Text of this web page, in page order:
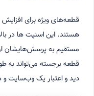
قطعه‌های ویژه برای
مستقیم به پرسش‌هایشان
قطعه برجسته می‌تواند به
دید و اعتبار یک وب‌سایت